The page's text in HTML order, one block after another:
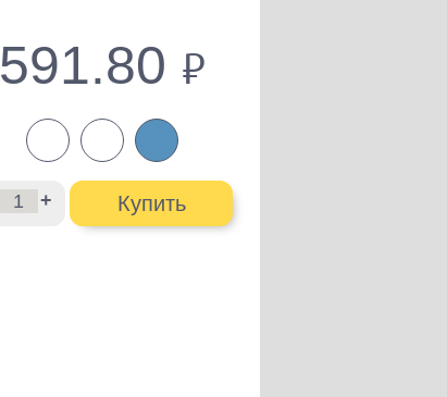
591.80 руб.
+ Купить